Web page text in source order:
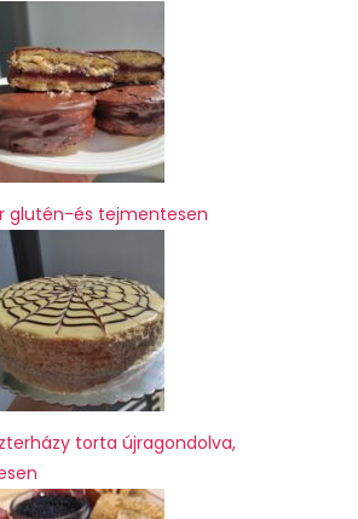
glutén-és tejmentesen
torta újragondolva,